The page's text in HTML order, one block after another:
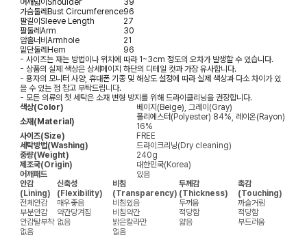
가슴둘레Bust Circumference96
팔길이Sleeve Length
27
팔둘레Arm
30
암홀너비Armhole
21
밑단둘레Hem
96
- 사이즈는 재는 방법이나 위치에 따라 1~3cm 정도의 오차가 발생할 수 있습니다.
- 상품의 실제 색상은 상세페이지 하단의 디테일 컷과 가장 유사합니다.
- 용자의 모니터 사양, 휴대폰 기종 및 해상도 설정에 따라 실제 색상과 다소 차이가 있
을 수 있는 점 참고 부탁드립니다.
- 모든 의류의 첫 세탁은 소재 변형 방지를 위해 드라이클리닝을 권장합니다.
색상(Color)
베이지(Beige), 그레이(Gray)
소재(Material)
폴리에스터(Polyester) 84%, 레이온(Rayon)
16%
사이즈(Size)
FREE
세탁방법(Washing)
드라이크리닝(Dry cleaning)
중량(Weight)
240g
제조국(Origin)
대한민국(Korea)
어깨패드
있음
안감
(Lining)
신축성
(Flexibility)
비침
(Transparency)
두께감
(Thickness)
촉감
(Touching)
전체안감
매우좋음 비침있음 두꺼움
까슬거림
부분안감
약간당겨짐 비침약간 적당함
적당함
안감탈부착 없음 밝은칼라만 얇음
부드러움
없음
없음